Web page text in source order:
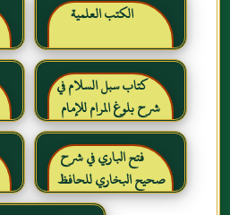
الكتب العلمية
كتاب سبل السلام في
شرح بلوغ المرام للإمام
الصنعاني رحمه الله
فتح الباري في شرح
صحيح البخاري للحافظ
ابن حجر العسقلاني